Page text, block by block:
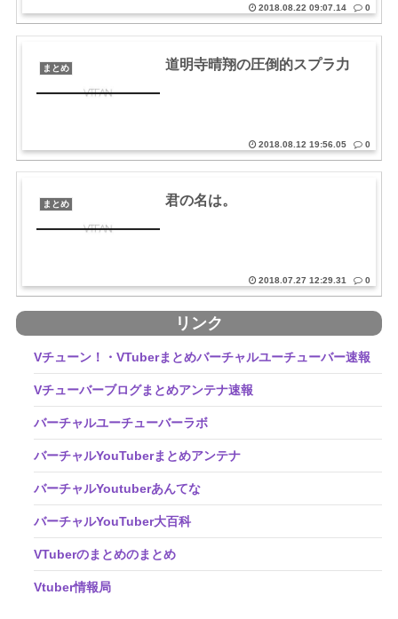
2018.08.22 09:07.14 0
まとめ 道明寺晴翔の圧倒的スプラ力
2018.08.12 19:56.05 0
まとめ 君の名は。
2018.07.27 12:29.31 0
リンク
Vチューン！・VTuberまとめバーチャルユーチューバー速報
Vチューバーブログまとめアンテナ速報
バーチャルユーチューバーラボ
バーチャルYouTuberまとめアンテナ
バーチャルYoutuberあんてな
バーチャルYouTuber大百科
VTuberのまとめのまとめ
Vtuber情報局